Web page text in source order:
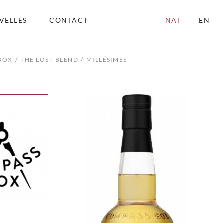
CONTACT NAT EN
THE LOST BLEND MILLÉSIMES